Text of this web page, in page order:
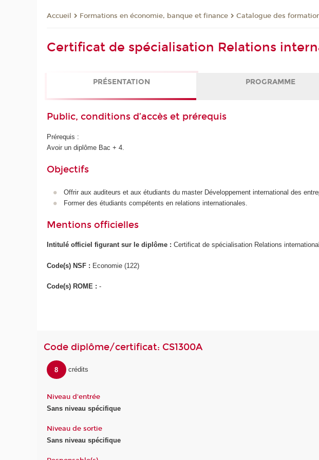
Accueil Formations en économie, banque et finance Catalogue des
Certificat de spécialisation Relations
PRÉSENTATION PROGRAMME
Public, conditions d’accès et prérequis
Prérequis :
Avoir un diplôme Bac + 4.
Objectifs
Offrir aux auditeurs et aux étudiants du master Développement international des
Former des étudiants compétents en relations internationales.
Mentions officielles
Intitulé officiel figurant sur le diplôme :Certificat de spécialisation Relations
Code(s) NSF : Economie (122)
Code(s) ROME :-
Code diplôme/certificat: CS1300A
8 crédits
Niveau d'entrée
Sans niveau spécifique
Niveau de sortie
Sans niveau spécifique